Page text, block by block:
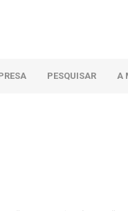
PESQUISAR A